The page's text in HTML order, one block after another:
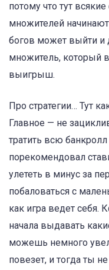
потому что тут
множителей
богов может выйти и
множитель, который
выигрыш.
Про стратегии… Тут
Главное — не
тратить всю
порекомендовал
улететь в минус за
побаловаться с
как игра ведет себя.
начала выдавать
можешь немного
повезет, и тогда ты